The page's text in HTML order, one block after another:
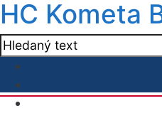
HC Kometa